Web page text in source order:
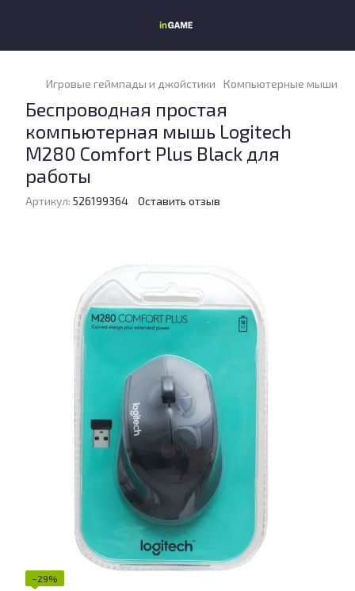
Игровые геймпады и джойстики Компьютерные мыши
Беспроводная простая
компьютерная мышь Logitech
M280 Comfort Plus Black для
работы
Артикул: 526199364 Оставить отзыв
−29%